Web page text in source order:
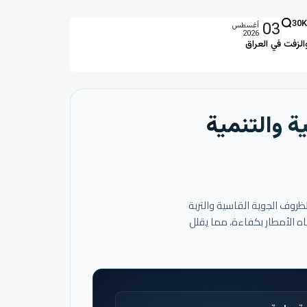
في العراق
30K
03 أغسطس
2026
والتنمية
الجوية القاسية والتربة
الأمطار بكفاءة، مما يقلل